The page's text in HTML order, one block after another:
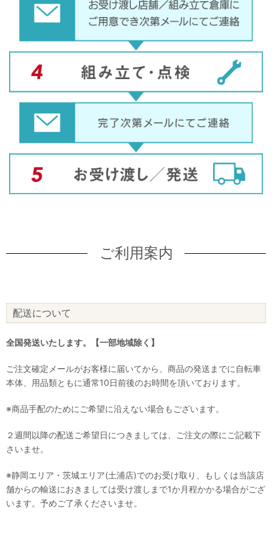
ご利用案内
配送について
全国発送いたします。【一部地域除く】
ご注文確定メールがお客様に届いてから、商品の発送までに自転車
本体、用品類ともに通常10日前後のお時間を頂いております。
※商品手配のためにご希望に沿えない場合もございます。
２週間以降の配送ご希望日につきましては、ご注文の際にご記載下
さいませ。
※静岡エリア・茨城エリア(土浦店)でのお受け取り、もしくは当該店
舗からの輸送におきましては受け渡しまで1か月程かかる場合がござ
います。予めご了承くださいませ。